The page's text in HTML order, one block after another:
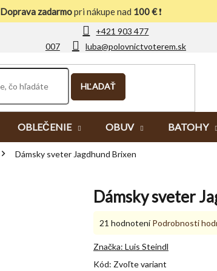
Doprava zadarmopri nákupe nad 100 €❗
+421 903 477
007
luba@polovnictvoterem.sk
HĽADAŤ
OBLEČENIE OBUV BATOHY
Dámsky sveter Jagdhund Brixen
Dámsky sveter
Kód: Zvoľte variant
Priemerné
produktu
4,9
21 hodnotení Podrobnosti
Značka: Luis Steindl